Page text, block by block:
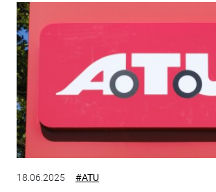
18.06.2025 #ATU